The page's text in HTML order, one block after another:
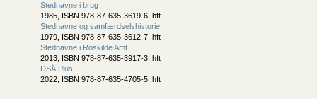
Stednavne i brug
1985, ISBN 978-87-635-3619-6, hft
Stednavne og samfærdselshistorie
1979, ISBN 978-87-635-3612-7, hft
Stednavne i Roskilde Amt
2013, ISBN 978-87-635-3917-3, hft
DSÅ Plus
2022, ISBN 978-87-635-4705-5, hft